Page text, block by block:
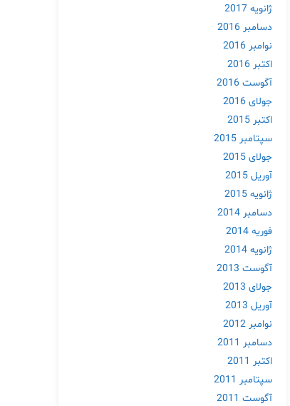
ژانویه 2017
دسامبر 2016
نوامبر 2016
اکتبر 2016
آگوست 2016
جولای 2016
اکتبر 2015
سپتامبر 2015
جولای 2015
آوریل 2015
ژانویه 2015
دسامبر 2014
فوریه 2014
ژانویه 2014
آگوست 2013
جولای 2013
آوریل 2013
نوامبر 2012
دسامبر 2011
اکتبر 2011
سپتامبر 2011
آگوست 2011